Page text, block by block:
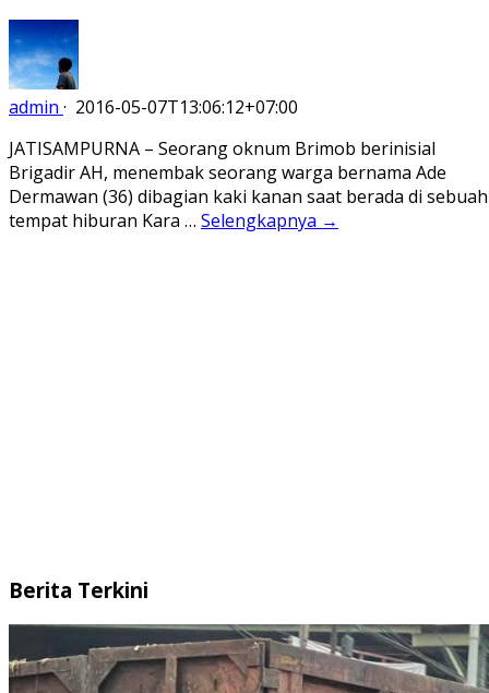
admin · 2016-05-07T13:06:12+07:00
JATISAMPURNA – Seorang oknum Brimob berinisial
Brigadir AH, menembak seorang warga bernama Ade
Dermawan (36) dibagian kaki kanan saat berada di sebuah
tempat hiburan Kara … Selengkapnya →
Berita Terkini